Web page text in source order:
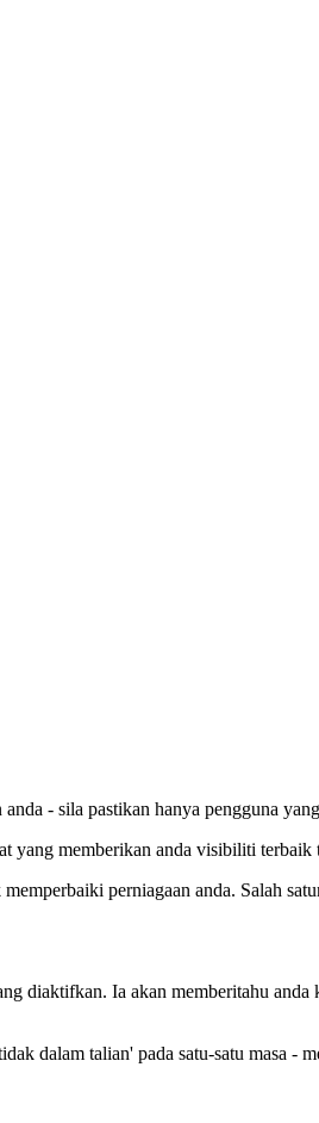
- sila pastikan hanya pengguna
memberikan anda visibiliti terbaik
perniagaan anda. Salah
diaktifkan. Ia akan memberitahu
dalam talian' pada satu-satu masa -